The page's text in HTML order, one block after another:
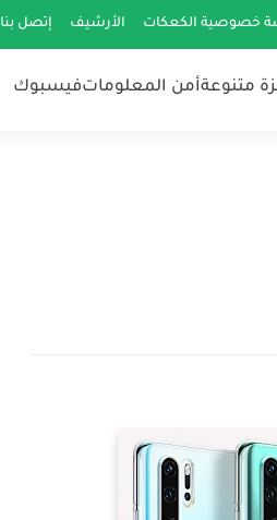
خصوصية الكعكات الأرشيف إتصل بنا
متنوعةأمن المعلوماتفيسبوك